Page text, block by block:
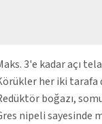
3'e kadar açı
her iki tarafa
boğazı,
nipeli sayesinde